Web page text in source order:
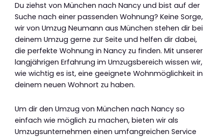
Du ziehst von München nach Nancy und bist auf der
Suche nach einer passenden Wohnung? Keine Sorge,
wir von Umzug Neumann aus München stehen dir bei
deinem Umzug gerne zur Seite und helfen dir dabei,
die perfekte Wohnung in Nancy zu finden. Mit unserer
langjährigen Erfahrung im Umzugsbereich wissen wir,
wie wichtig es ist, eine geeignete Wohnmöglichkeit in
deinem neuen Wohnort zu haben.
Um dir den Umzug von München nach Nancy so
einfach wie möglich zu machen, bieten wir als
Umzugsunternehmen einen umfangreichen Service